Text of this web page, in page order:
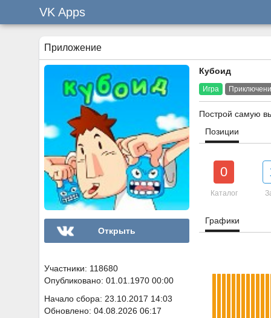
VK Apps
Приложение
Открыть
Участники: 118680
Опубликовано: 01.01.1970 00:00
Начало сбора: 23.10.2017 14:03
Обновлено: 04.08.2026 06:17
Кубоид
Игра
Построй самую
Позиции
0
Каталог
Графики